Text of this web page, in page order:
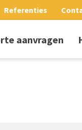
Referenties
aanvragen